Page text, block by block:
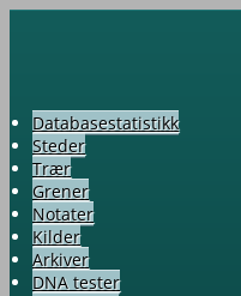
Databasestatistikk
Steder
Trær
Grener
Notater
Kilder
Arkiver
DNA tester